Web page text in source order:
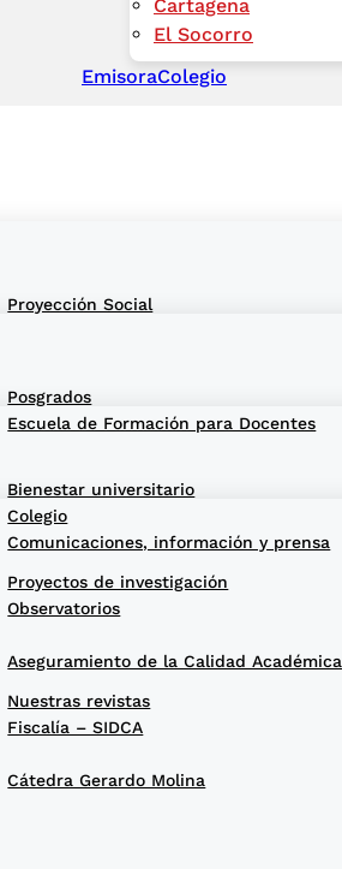
Cartagena
El Socorro
EmisoraColegio
Proyección Social
Escuela de Formación para Docentes
Comunicaciones, información y prensa
Aseguramiento de la Calidad Académica
Cátedra Gerardo Molina
Posgrados
Colegio
Bienestar universitario
Observatorios
Fiscalía – SIDCA
Proyectos de investigación
Nuestras revistas